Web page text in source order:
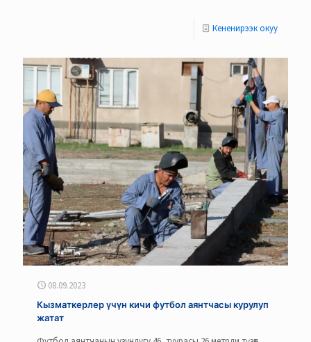
Кененирээк окуу
08.09.2023
Кызматкерлер үчүн кичи футбол аянтчасы курулуп
жатат